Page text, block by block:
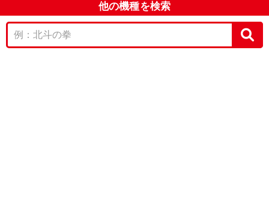
他の機種を検索